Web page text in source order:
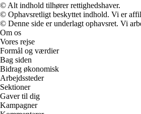
© Alt indhold tilhører rettighedshaver.
© Ophavsretligt beskyttet indhold. Vi er
© Denne side er underlagt ophavsret. Vi
Om os
Vores rejse
Formål og værdier
Bag siden
Bidrag økonomisk
Arbejdssteder
Sektioner
Gaver til dig
Kampagner